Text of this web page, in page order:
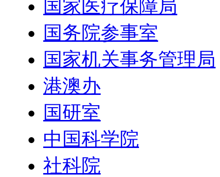
国家医疗保障局
国务院参事室
国家机关事务管理局
港澳办
国研室
中国科学院
社科院